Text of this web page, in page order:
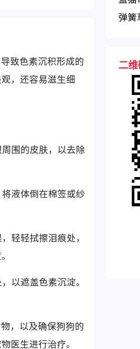
致色素沉积形成的
，还容易滋生细
围的皮肤，以去除
液体倒在棉签或纱
轻轻拭擦泪痕处，
以遮盖色素沉淀。
，以及确保狗狗的
医生进行治疗。
弹簧
二